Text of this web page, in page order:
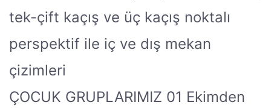
tek-çift kaçış ve üç kaçış noktalı
perspektif ile iç ve dış mekan
çizimleri
ÇOCUK GRUPLARIMIZ 01 Ekimden